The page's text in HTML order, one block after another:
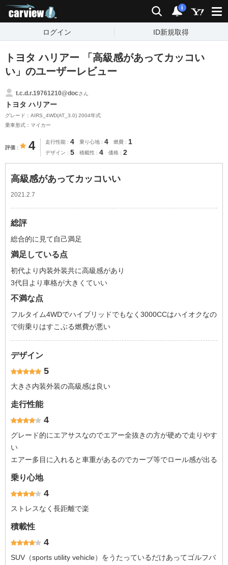
検索 通知
i
ログイン ID新規取得
トヨタ ハリアー 「高級感があってカッコい
い」のユーザーレビュー
t.c.d.r.19761210@docさん
トヨタ ハリアー
グレード：AIRS_4WD(AT_3.0) 2004年式
乗車形式：マイカー
評価 4 走行性能 4 乗り心地 4 燃費 1
デザイン 5 積載性 4 価格 2
高級感があってカッコいい
2021.2.7
総評
総合的に見て自己満足
満足している点
初代より内装外装共に高級感があり
3代目より車格が大きくていい
不満な点
フルタイム4WDでハイブリッドでもなく3000CCはハイオクなの
で街乗りはすこぶる燃費が悪い
デザイン
5
大きさ内装外装の高級感は良い
走行性能
4
グレード的にエアサスなのでエアー全抜きの方が硬めで走りやす
い
エアー多目に入れると車重があるのでカーブ等でロール感が出る
乗り心地
4
ストレスなく長距離で楽
積載性
4
SUV（sports utility vehicle）をうたっているだけあってゴルフバ